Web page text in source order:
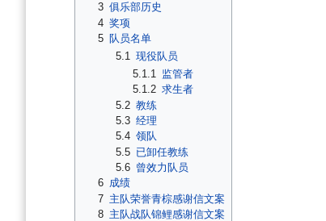
3 俱乐部历史
4 奖项
5 队员名单
5.1
现役队员
5.1.1
监管者
5.1.2 求生者
5.2 教练
5.3 经理
5.4 领队
5.5 已卸任教练
5.6 曾效力队员
6 成绩
7 主队荣誉青棕感谢信文案
8 主队战队锦鲤感谢信文案